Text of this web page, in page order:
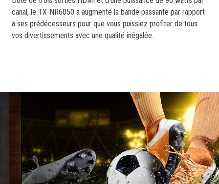
stars,
average
rating
value.
canal, le TX-NR6050 a augmenté la bande passante par rapport
à ses prédécesseurs pour que vous puissiez profiter de tous
vos divertissements avec une qualité inégalée.